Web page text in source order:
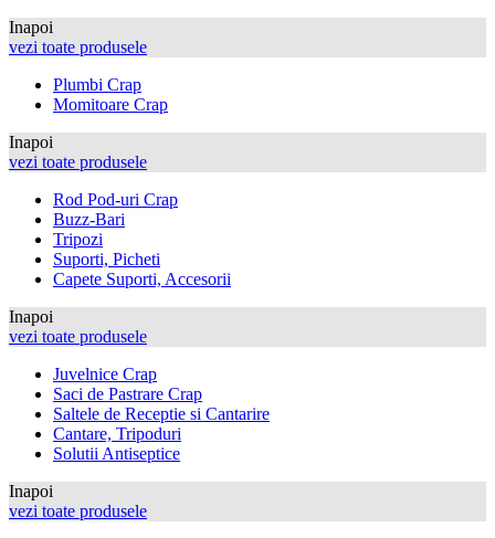
Inapoi
vezi toate produsele
Plumbi Crap
Momitoare Crap
Inapoi
vezi toate produsele
Rod Pod-uri Crap
Buzz-Bari
Tripozi
Suporti, Picheti
Capete Suporti, Accesorii
Inapoi
vezi toate produsele
Juvelnice Crap
Saci de Pastrare Crap
Saltele de Receptie si Cantarire
Cantare, Tripoduri
Solutii Antiseptice
Inapoi
vezi toate produsele